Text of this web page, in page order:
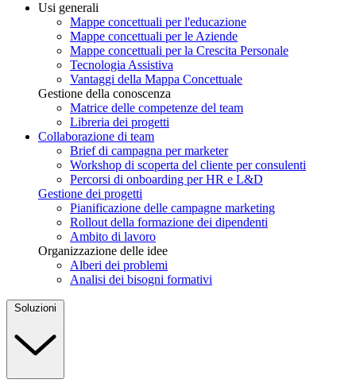
Usi generali
Mappe concettuali per l'educazione
Mappe concettuali per le Aziende
Mappe concettuali per la Crescita Personale
Tecnologia Assistiva
Vantaggi della Mappa Concettuale
Gestione della conoscenza
Matrice delle competenze del team
Libreria dei progetti
Collaborazione di team
Brief di campagna per marketer
Workshop di scoperta del cliente per consulenti
Percorsi di onboarding per HR e L&D
Gestione dei progetti
Pianificazione delle campagne marketing
Rollout della formazione dei dipendenti
Ambito di lavoro
Organizzazione delle idee
Alberi dei problemi
Analisi dei bisogni formativi
Soluzioni